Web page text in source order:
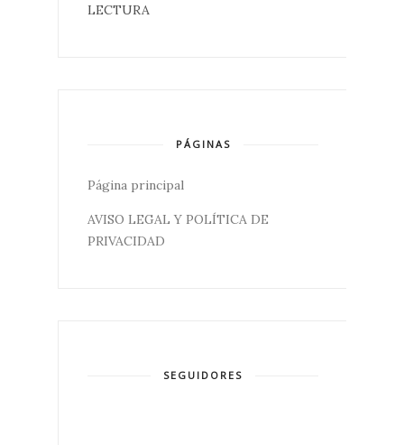
LECTURA
PÁGINAS
Página principal
AVISO LEGAL Y POLÍTICA DE
PRIVACIDAD
SEGUIDORES